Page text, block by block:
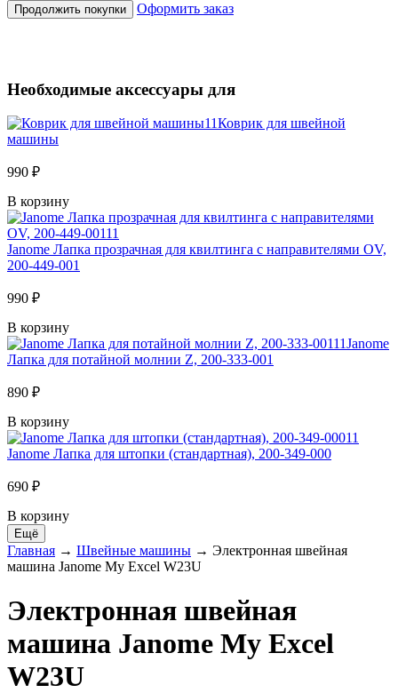
Оформить заказ
Необходимые аксессуары для
Коврик для швейной
машины
990 ₽
В корзину
Janome Лапка прозрачная для квилтинга с направителями OV,
200-449-001
990 ₽
В корзину
Janome
Лапка для потайной молнии Z, 200-333-001
890 ₽
В корзину
Janome Лапка для штопки (стандартная), 200-349-000
690 ₽
В корзину
Главная → Швейные машины → Электронная швейная
машина Janome My Excel W23U
Электронная швейная
машина Janome My Excel
W23U